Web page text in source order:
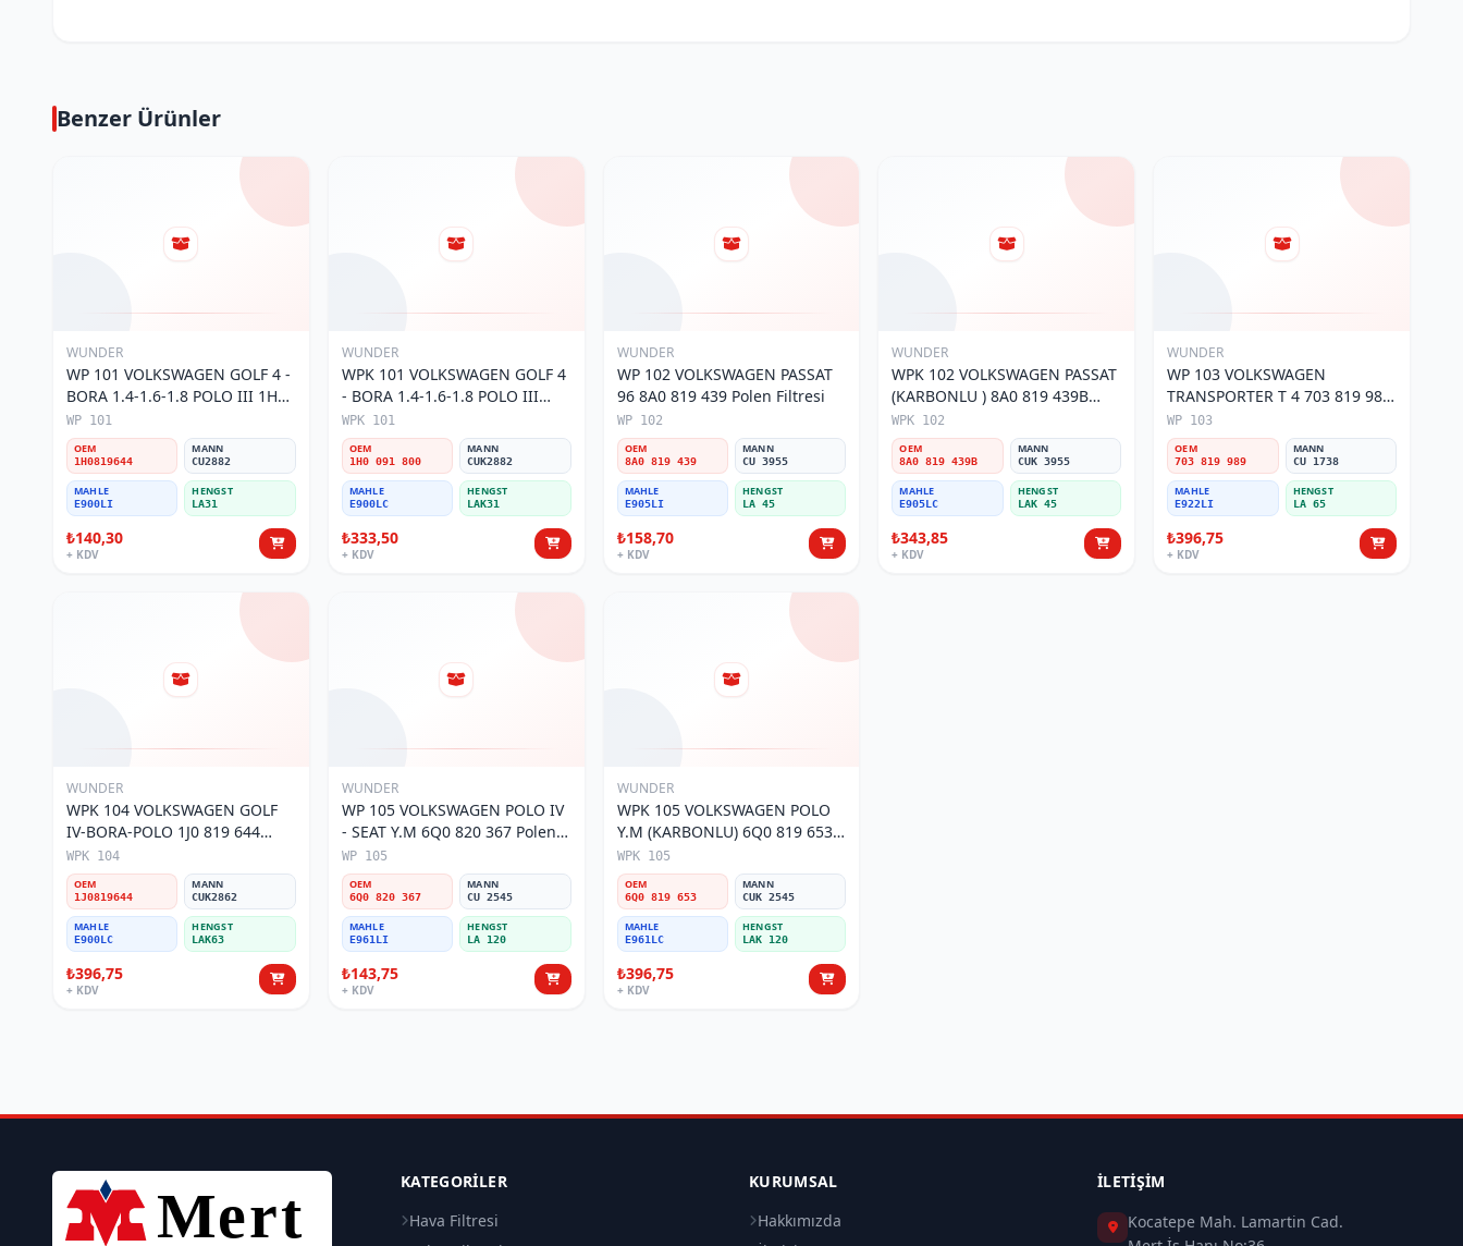
Benzer Ürünler
WUNDER
WP 101 VOLKSWAGEN GOLF 4 -
BORA 1.4-1.6-1.8 POLO III 1H0
819 644 Polen Filtresi
WP 101
OEM
1H0819644
MANN
CU2882
MAHLE
E900LI
HENGST
LA31
₺140,30
+ KDV
WUNDER
WPK 101 VOLKSWAGEN GOLF 4
- BORA 1.4-1.6-1.8 POLO III
KARBONLU 1H0 091 800 Polen
Filtresi
WPK 101
OEM
1H0 091 800
MANN
CUK2882
MAHLE
E900LC
HENGST
LAK31
₺333,50
+ KDV
WUNDER
WP 102 VOLKSWAGEN PASSAT
96 8A0 819 439 Polen Filtresi
WP 102
OEM
8A0 819 439
MANN
CU 3955
MAHLE
E905LI
HENGST
LA 45
₺158,70
+ KDV
WUNDER
WPK 102 VOLKSWAGEN PASSAT
(KARBONLU ) 8A0 819 439B
Polen Filtresi
WPK 102
OEM
8A0 819 439B
MANN
CUK 3955
MAHLE
E905LC
HENGST
LAK 45
₺343,85
+ KDV
WUNDER
WP 103 VOLKSWAGEN
TRANSPORTER T 4 703 819 989
Polen Filtresi
WP 103
OEM
703 819 989
MANN
CU 1738
MAHLE
E922LI
HENGST
LA 65
₺396,75
+ KDV
WUNDER
WPK 104 VOLKSWAGEN GOLF
IV-BORA-POLO 1J0 819 644
Polen Filtresi
WPK 104
OEM
1J0819644
MANN
CUK2862
MAHLE
E900LC
HENGST
LAK63
₺396,75
+ KDV
WUNDER
WP 105 VOLKSWAGEN POLO IV
- SEAT Y.M 6Q0 820 367 Polen
Filtresi
WP 105
OEM
6Q0 820 367
MANN
CU 2545
MAHLE
E961LI
HENGST
LA 120
₺143,75
+ KDV
WUNDER
WPK 105 VOLKSWAGEN POLO
Y.M (KARBONLU) 6Q0 819 653
Polen Filtresi
WPK 105
OEM
6Q0 819 653
MANN
CUK 2545
MAHLE
E961LC
HENGST
LAK 120
₺396,75
+ KDV
KATEGORILER
Hava Filtresi
KURUMSAL
Hakkımızda
İLETIŞIM
Kocatepe Mah. Lamartin Cad.